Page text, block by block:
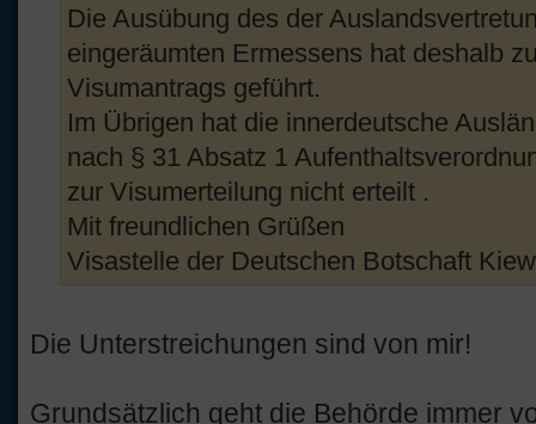
Die Ausübung des der
eingeräumten Ermessens hat deshalb
Visumantrags geführt.
Im Übrigen hat die innerdeutsche
nach § 31 Absatz 1
zur Visumerteilung nicht erteilt .
Mit freundlichen Grüßen
Visastelle der Deutschen Botschaft Kiew
Die Unterstreichungen sind von mir!
Grundsätzlich geht die Behörde immer